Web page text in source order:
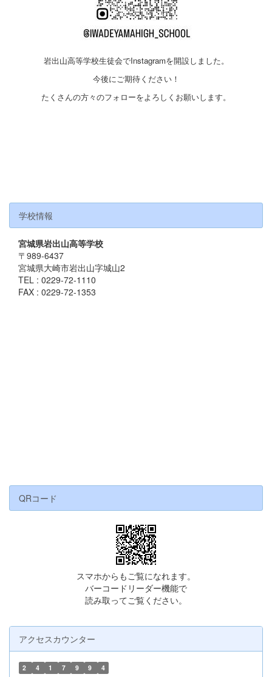
岩出山高等学校生徒会でInstagramを開設しました。
今後にご期待ください！
たくさんの方々のフォローをよろしくお願いします。
学校情報
宮城県岩出山高等学校
〒989-6437
宮城県大崎市岩出山字城山2
TEL : 0229-72-1110
FAX : 0229-72-1353
QRコード
スマホからもご覧になれます。
バーコードリーダー機能で
読み取ってご覧ください。
アクセスカウンター
2 4 1 7 9 9 4